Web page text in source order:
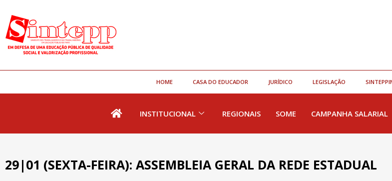
HOME CASA DO EDUCADOR JURÍDICO LEGISLAÇÃO
INSTITUCIONAL REGIONAIS SOME CAMPANHA SALARIAL
29|01 (SEXTA-FEIRA): ASSEMBLEIA GERAL DA REDE ESTADUAL